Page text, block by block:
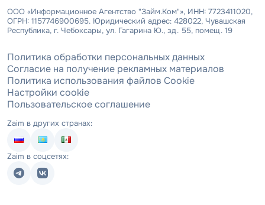
ООО «Информационное Агентство "Займ.Ком"», ИНН: 7723411020,
ОГРН: 1157746900695. Юридический адрес: 428022, Чувашская
Республика, г. Чебоксары, ул. Гагарина Ю., зд. 55, помещ. 19
Политика обработки персональных данных
Согласие на получение рекламных материалов
Политика использования файлов Cookie
Настройки cookie
Пользовательское соглашение
Zaim в других странах:
Zaim в соцсетях: